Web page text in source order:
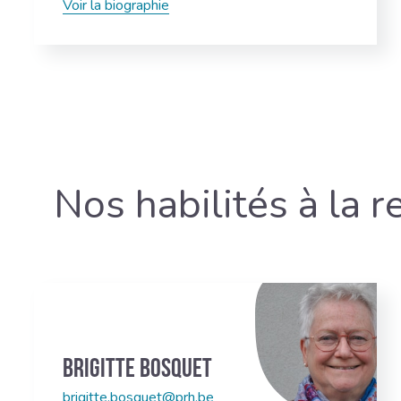
Voir la biographie
Nos habilités à la
Brigitte Bosquet